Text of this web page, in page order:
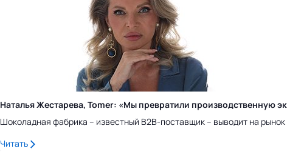
Наталья Жестарева, Tomer: «Мы превратили производственную
Шоколадная фабрика – известный B2B-поставщик – выводит на
Читать